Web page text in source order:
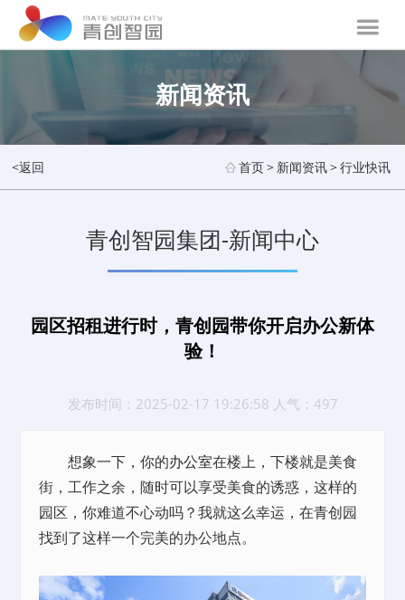
新闻资讯
<返回 首页> 新闻资讯>行业快讯
青创智园集团-新闻中心
园区招租进行时，青创园带你开启办公新体
验！
发布时间：2025-02-17 19:26:58 人气：497
想象一下，你的办公室在楼上，下楼就是美食
街，工作之余，随时可以享受美食的诱惑，这样的
园区，你难道不心动吗？我就这么幸运，在青创园
找到了这样一个完美的办公地点。